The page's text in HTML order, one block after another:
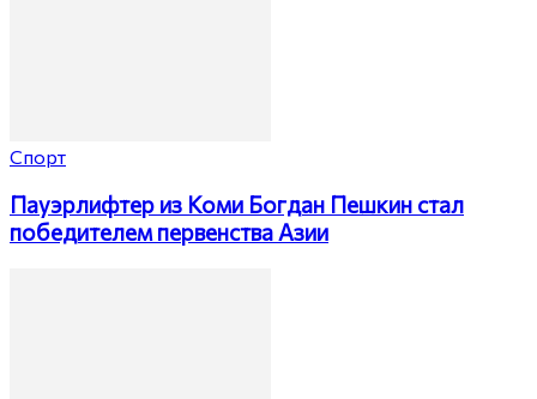
Спорт
Пауэрлифтер из Коми Богдан Пешкин стал
победителем первенства Азии